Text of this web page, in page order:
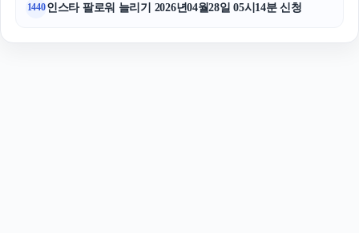
1440인스타 팔로워 늘리기 2026년04월28일 05시14분 신청